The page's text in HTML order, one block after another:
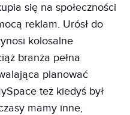
się na społeczności
reklam. Urósł do
kolosalne
branża pełna
planować
też kiedyś był
mamy inne,